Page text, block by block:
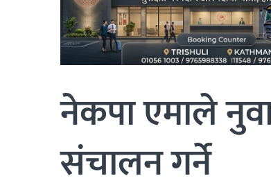
नेकपा एमाले
संचालन गर्ने